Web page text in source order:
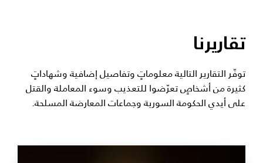
تقاريرنا
توفّر التقارير التالية معلوماتٍ وتفاصيل إضافية وشهاداتٍ
كثيرة من أشخاصٍ تعرّضوا للتعذيب وسوء المعاملة والقتل
على أيدي الحكومة السورية وجماعات المعارضة المسلحة.